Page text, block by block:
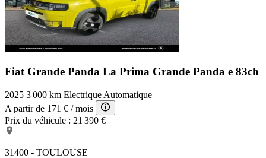
Fiat Grande Panda La Prima Grande Panda e 83ch
2025 3 000 km Electrique Automatique
A partir de 171 € / mois
Prix du véhicule : 21 390 €
31400 - TOULOUSE